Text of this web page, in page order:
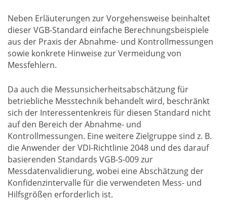
Neben Erläuterungen zur Vorgehensweise beinhaltet
dieser VGB-Standard einfache Berechnungsbeispiele
aus der Praxis der Abnahme- und Kontrollmessungen
sowie konkrete Hinweise zur Vermeidung von
Messfehlern.
Da auch die Messunsicherheitsabschätzung für
betriebliche Messtechnik behandelt wird, beschränkt
sich der Interessentenkreis für diesen Standard nicht
auf den Bereich der Abnahme- und
Kontrollmessungen. Eine weitere Zielgruppe sind z. B.
die Anwender der VDI-Richtlinie 2048 und des darauf
basierenden Standards VGB-S-009 zur
Messdatenvalidierung, wobei eine Abschätzung der
Konfidenzintervalle für die verwendeten Mess- und
Hilfsgrößen erforderlich ist.